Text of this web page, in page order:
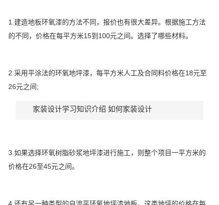
1.建造地板环氧漆的方法不同，报价也有很大差异。根据施工方法
的不同，价格在每平方米15到100元之间。选择了哪些材料。
2.采用平涂法的环氧地坪漆，每平方米人工及合同料价格在18元至
26元之间;
家装设计学习知识介绍 如何家装设计
3.如果选择环氧树脂砂浆地坪漆进行施工，则整个项目一平方米的
价格在26至45元之间。